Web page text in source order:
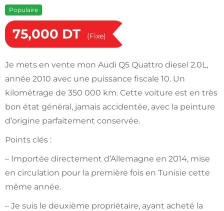
Populaire
75,000 DT (Fixe)
Je mets en vente mon Audi Q5 Quattro diesel 2.0L,
année 2010 avec une puissance fiscale 10. Un
kilométrage de 350 000 km. Cette voiture est en très
bon état général, jamais accidentée, avec la peinture
d’origine parfaitement conservée.
Points clés :
– Importée directement d’Allemagne en 2014, mise
en circulation pour la première fois en Tunisie cette
même année.
– Je suis le deuxième propriétaire, ayant acheté la